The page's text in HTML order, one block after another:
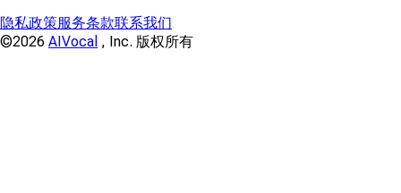
隐私政策服务条款联系我们
©2026 AIVocal , Inc. 版权所有